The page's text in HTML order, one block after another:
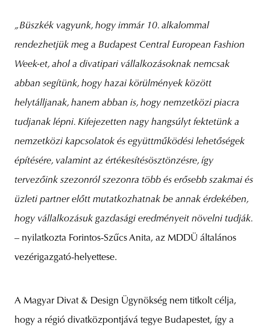
„Büszkék vagyunk, hogy immár 10. alkalommal
rendezhetjük meg a Budapest Central European Fashion
Week-et, ahol a divatipari vállalkozásoknak nemcsak
abban segítünk, hogy hazai körülmények között
helytálljanak, hanem abban is, hogy nemzetközi piacra
tudjanak lépni. Kifejezetten nagy hangsúlyt fektetünk a
nemzetközi kapcsolatok és együttműködési lehetőségek
építésére, valamint az értékesítésösztönzésre, így
tervezőink szezonról szezonra több és erősebb szakmai és
üzleti partner előtt mutatkozhatnak be annak érdekében,
hogy vállalkozásuk gazdasági eredményeit növelni tudják.
– nyilatkozta Forintos-Szűcs Anita, az MDDÜ általános
vezérigazgató-helyettese.
A Magyar Divat & Design Ügynökség nem titkolt célja,
hogy a régió divatközpontjává tegye Budapestet, így a